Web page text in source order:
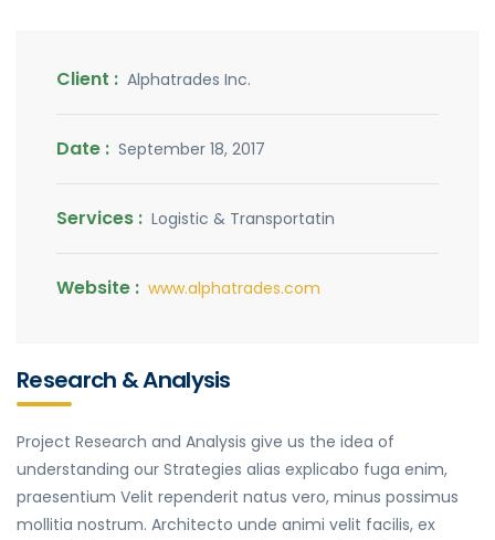
Client : Alphatrades Inc.
Date : September 18, 2017
Services : Logistic & Transportatin
Website : www.alphatrades.com
Research & Analysis
Project Research and Analysis give us the idea of
understanding our Strategies alias explicabo fuga enim,
praesentium Velit rependerit natus vero, minus possimus
mollitia nostrum. Architecto unde animi velit facilis, ex